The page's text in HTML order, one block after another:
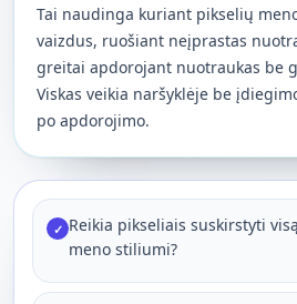
Tai naudinga kuriant pikselių
vaizdus, ​​ruošiant neįprastas
greitai apdorojant nuotraukas be
Viskas veikia naršyklėje be
po apdorojimo.
✓ Reikia pikseliais suskirstyti
meno stiliumi?